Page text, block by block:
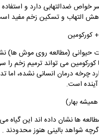
خواص ضدالتهابی دارد و
التهاب و تسکین زخم مفید
کورکومین
حیوانی (مطالعه روی موش ها)
می تواند ترمیم زخم را
چرخه درمان انسانی نشده، اما
است.
همیشه بهار)
ها نشان داده اند این گیاه می
شواهد بالینی هنوز محدودند .